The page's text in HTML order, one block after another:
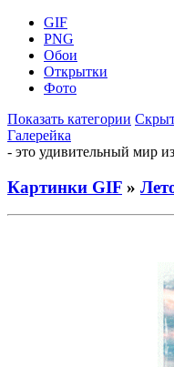
GIF
PNG
Обои
Открытки
Фото
Показать категории
Галерейка
- это удивительный мир
Картинки GIF »